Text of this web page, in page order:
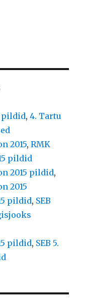
pildid,4. Tartu
2015,RMK
pildid
2015 pildid,
2015
pildid, SEB
pildid, SEB 5.